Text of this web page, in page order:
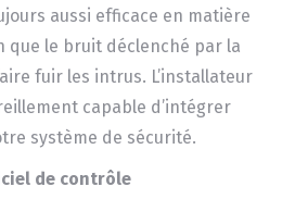
aussi efficace en matière
que le bruit déclenché par la
fuir les intrus. L’installateur
capable d’intégrer
système de sécurité.
de contrôle